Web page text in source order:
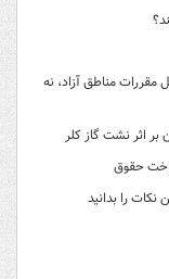
مقررات مناطق آزاد، نه
حقوق
را بدانید